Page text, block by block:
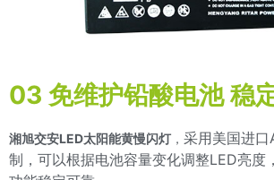
03 免维护铅酸电池 稳
湘旭交安LED太阳能黄慢闪灯， 采用美国进
制，可以根据电池容量变化调整LED亮度